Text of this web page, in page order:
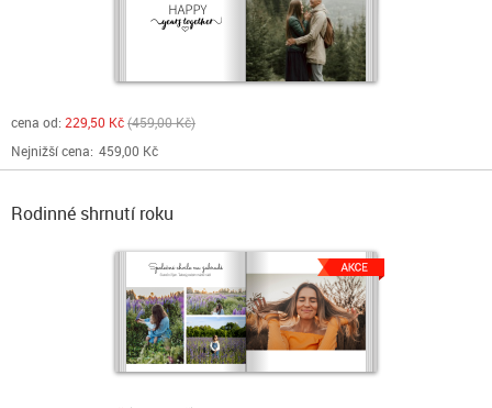
cena od: 229,50 Kč 459,00 Kč
Nejnižší cena: 459,00 Kč
Rodinné shrnutí roku